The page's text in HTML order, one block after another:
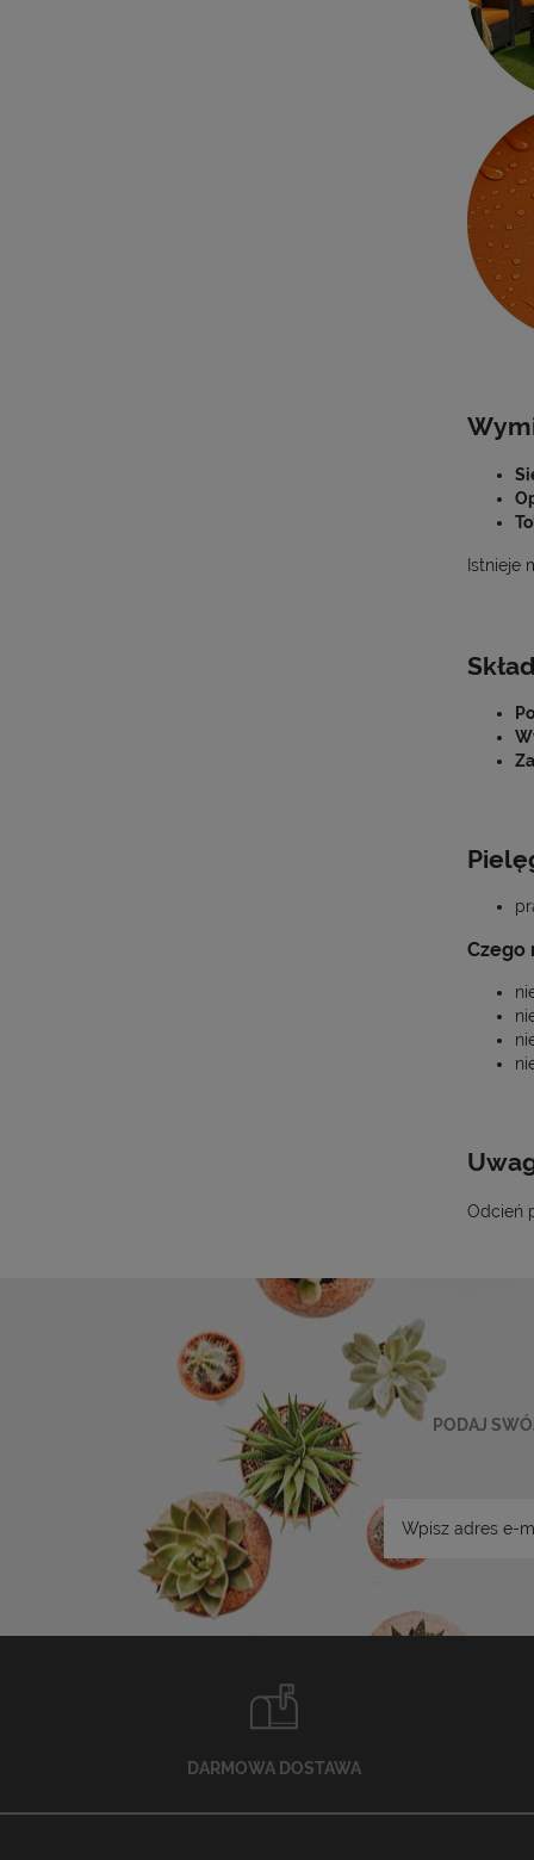
Istnieje
Czego
Odcień
PODAJ
DARMOWA DOSTAWA